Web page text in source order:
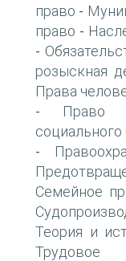
право -
право -
-
розыскная
Права
- Право
-
Семейное
Теория и
Трудовое